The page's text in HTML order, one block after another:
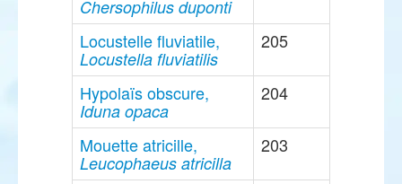
Chersophilus duponti
Locustelle fluviatile,
Locustella fluviatilis
205
Hypolaïs obscure,
Iduna opaca
204
Mouette atricille,
Leucophaeus atricilla
203